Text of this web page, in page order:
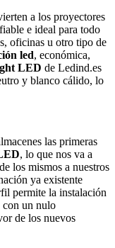
a los proyectores
e ideal para todo
oficinas u otro tipo de
led, económica,
LED de Ledind.es
y blanco cálido, lo
las primeras
, lo que nos va a
los mismos a nuestros
ya existente
permite la instalación
con un nulo
de los nuevos